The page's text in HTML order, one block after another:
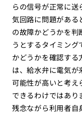
らの信号が正常に
気回路に問題がある
の故障かどうかを
うとするタイミン
かどうかを確認す
は、給水弁に電気
可能性が高いと考え
できるわけではあり
残念ながら利用者自